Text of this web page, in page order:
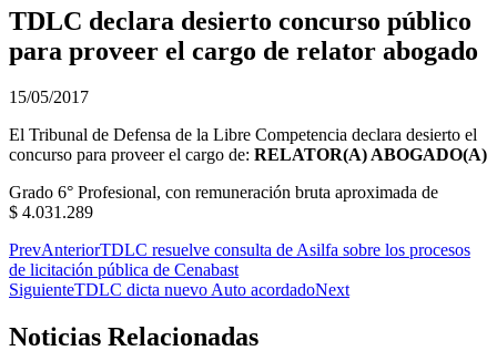
TDLC declara desierto concurso público
para proveer el cargo de relator abogado
15/05/2017
El Tribunal de Defensa de la Libre Competencia declara desierto el
concurso para proveer el cargo de: RELATOR(A) ABOGADO(A)
Grado 6° Profesional, con remuneración bruta aproximada de
$ 4.031.289
PrevAnteriorTDLC resuelve consulta de Asilfa sobre los procesos
de licitación pública de Cenabast
SiguienteTDLC dicta nuevo Auto acordadoNext
Noticias Relacionadas